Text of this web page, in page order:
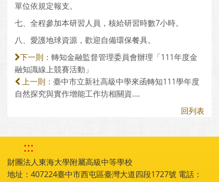
單位依規定報支。
七、全程參加本研習人員，核給研習時數7小時。
八、愛護地球資源，歡迎自備環保餐具。
下一則： 轉知金融監督管理委員會辦理「111年度金
融知識線上競賽活動」
上一則： 臺中市立新社高級中學來函轉知111學年度
自然探究與實作增能工作坊相關資....
回列表
:::
財團法人東海大學附屬高級中等學校
地址：407224臺中市西屯區臺灣大道四段1727號 電話：